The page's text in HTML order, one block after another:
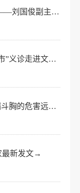
援疆践初心 医者绽芳华——刘国俊副主任医师圆满完成医疗援疆任务
商城县人民医院“中医夜市”义诊走进文体广场
胸口有“坑”不是小事！漏斗胸的危害远超你想象
最新发文→